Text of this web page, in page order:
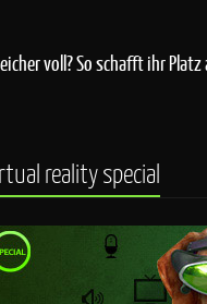
voll? So schafft ihr
reality special